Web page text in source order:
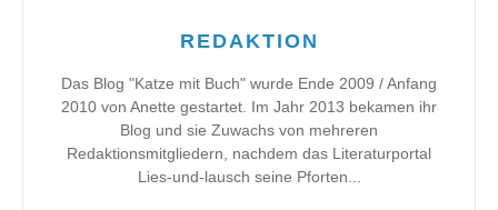
REDAKTION
Das Blog "Katze mit Buch" wurde Ende 2009 / Anfang
2010 von Anette gestartet. Im Jahr 2013 bekamen ihr
Blog und sie Zuwachs von mehreren
Redaktionsmitgliedern, nachdem das Literaturportal
Lies-und-lausch seine Pforten...